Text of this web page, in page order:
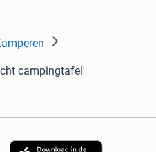
campingtafel'